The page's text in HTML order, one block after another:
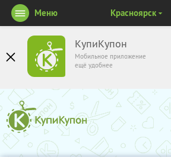
КупиКупон
Мобильное приложение
ещё удобнее
Меню Красноярск